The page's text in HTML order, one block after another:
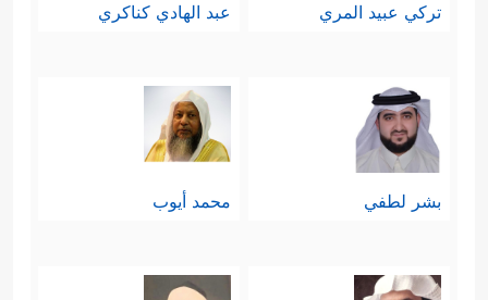
تركي عبيد المري عبد الهادي كناكري
بشر لطفي محمد أيوب